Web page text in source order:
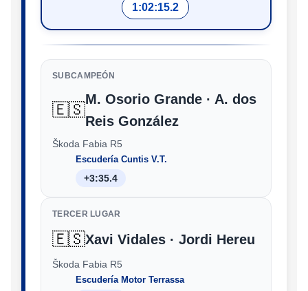
1:02:15.2
SUBCAMPEÓN
🇪🇸
M. Osorio Grande · A. dos
Reis González
Škoda Fabia R5
Escudería Cuntis V.T.
+3:35.4
TERCER LUGAR
🇪🇸Xavi Vidales · Jordi Hereu
Škoda Fabia R5
Escudería Motor Terrassa